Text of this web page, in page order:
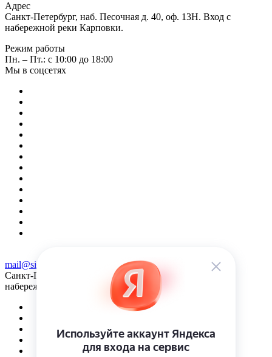
Адрес
Санкт-Петербург, наб. Песочная д. 40, оф. 13Н. Вход с
набережной реки Карповки.
Режим работы
Пн. – Пт.: с 10:00 до 18:00
Мы в соцсетях
mail@sidose.ru
Санкт-Петербург, наб. Песочная д. 40, оф. 13Н. Вход с
набережной реки Карповки.